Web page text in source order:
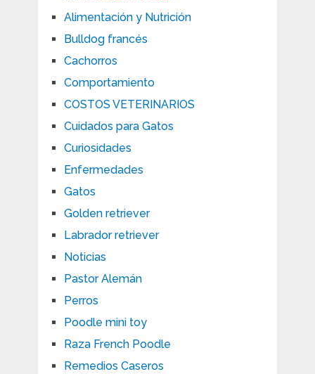
Alimentación y Nutrición
Bulldog francés
Cachorros
Comportamiento
COSTOS VETERINARIOS
Cuidados para Gatos
Curiosidades
Enfermedades
Gatos
Golden retriever
Labrador retriever
Noticias
Pastor Alemán
Perros
Poodle mini toy
Raza French Poodle
Remedios Caseros